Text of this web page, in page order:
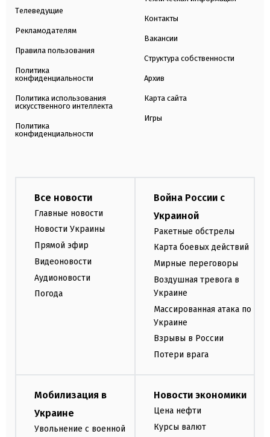
Телеведущие
Рекламодателям
Правила пользования
Политика
конфиденциальности
Политика использования
искусственного интеллекта
Политика
конфиденциальности
Контакты
Вакансии
Структура собственности
Архив
Карта сайта
Игры
Все новости
Главные новости
Новости Украины
Прямой эфир
Видеоновости
Аудионовости
Погода
Война России с
Украиной
Ракетные обстрелы
Карта боевых действий
Мирные переговоры
Воздушная тревога в
Украине
Массированная атака по
Украине
Взрывы в России
Потери врага
Мобилизация в
Украине
Увольнение с военной
Новости экономики
Цена нефти
Курсы валют